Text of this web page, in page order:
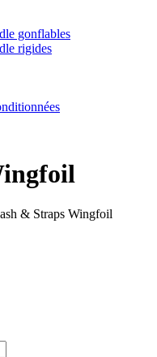
gonflables
rigides
& Straps Wingfoil